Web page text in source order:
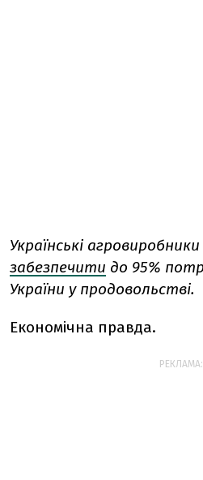
Українські
забезпечити до 95%
України у продовольстві.
Економічна правда.
РЕКЛАМА: